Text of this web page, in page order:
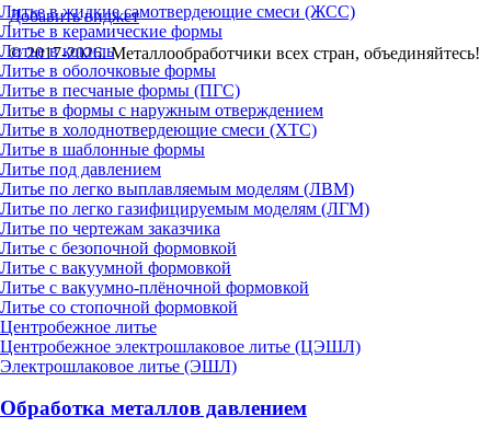
Литье в жидкие самотвердеющие смеси (ЖСС)
Литье в керамические формы
Литье в кокиль
Литье в оболочковые формы
Литье в песчаные формы (ПГС)
Литье в формы с наружным отверждением
Литье в холоднотвердеющие смеси (ХТС)
Литье в шаблонные формы
Литье под давлением
Литье по легко выплавляемым моделям (ЛВМ)
Литье по легко газифицируемым моделям (ЛГМ)
Литье по чертежам заказчика
Литье с безопочной формовкой
Литье с вакуумной формовкой
Литье с вакуумно-плёночной формовкой
Литье со стопочной формовкой
Центробежное литье
Центробежное электрошлаковое литье (ЦЭШЛ)
Электрошлаковое литье (ЭШЛ)
Обработка металлов давлением
Добавить виджет
© 2017-2026. Металлообработчики всех стран, объединяйтесь!